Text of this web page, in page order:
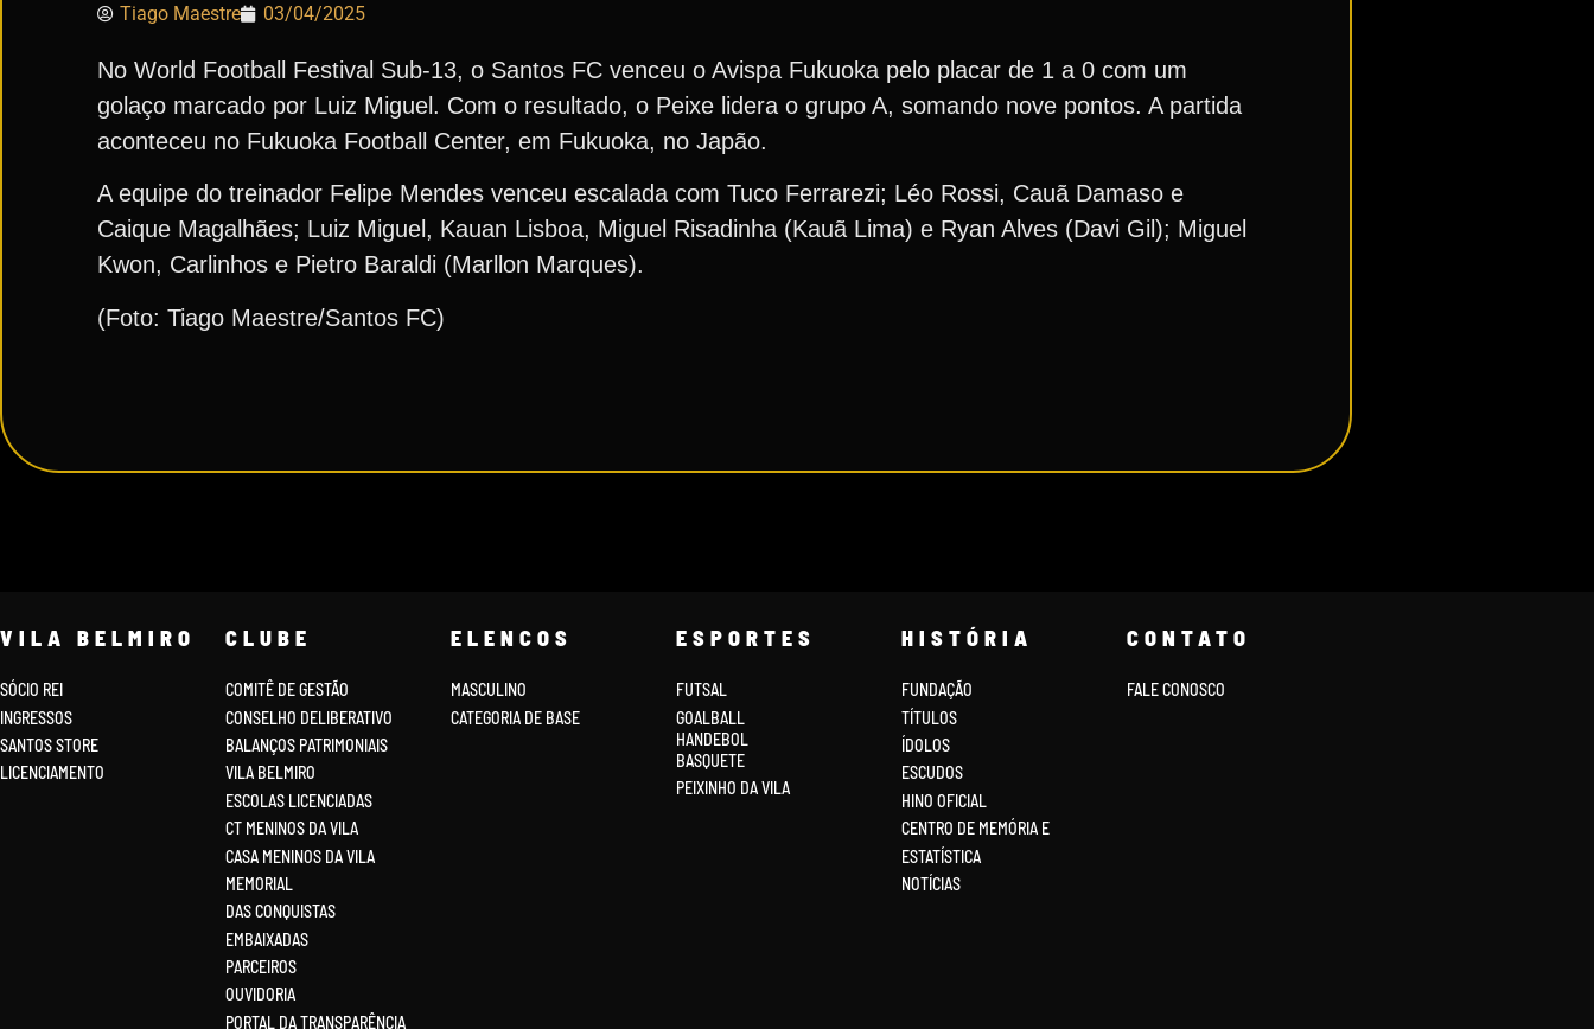
Tiago Maestre 03/04/2025
No World Football Festival Sub-13, o Santos FC venceu o Avispa Fukuoka pelo placar de 1 a 0 com um
golaço marcado por Luiz Miguel. Com o resultado, o Peixe lidera o grupo A, somando nove pontos. A partida
aconteceu no Fukuoka Football Center, em Fukuoka, no Japão.
A equipe do treinador Felipe Mendes venceu escalada com Tuco Ferrarezi; Léo Rossi, Cauã Damaso e
Caique Magalhães; Luiz Miguel, Kauan Lisboa, Miguel Risadinha (Kauã Lima) e Ryan Alves (Davi Gil); Miguel
Kwon, Carlinhos e Pietro Baraldi (Marllon Marques).
(Foto: Tiago Maestre/Santos FC)
VILA BELMIRO
SÓCIO REI
INGRESSOS
SANTOS STORE
LICENCIAMENTO
CLUBE
COMITÊ DE GESTÃO
CONSELHO DELIBERATIVO
BALANÇOS PATRIMONIAIS
VILA BELMIRO
ESCOLAS LICENCIADAS
CT MENINOS DA VILA
CASA MENINOS DA VILA
MEMORIAL
DAS CONQUISTAS
EMBAIXADAS
PARCEIROS
OUVIDORIA
PORTAL DA TRANSPARÊNCIA
ELENCOS
MASCULINO
CATEGORIA DE BASE
ESPORTES
FUTSAL
GOALBALL
HANDEBOL
BASQUETE
PEIXINHO DA VILA
HISTÓRIA
FUNDAÇÃO
TÍTULOS
ÍDOLOS
ESCUDOS
HINO OFICIAL
CENTRO DE MEMÓRIA E
ESTATÍSTICA
NOTÍCIAS
CONTATO
FALE CONOSCO